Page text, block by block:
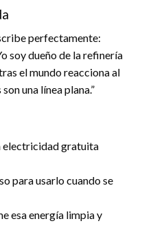
perfectamente:
soy dueño de la refinería
el mundo reacciona al
una línea plana.”
electricidad gratuita
para usarlo cuando se
esa energía limpia y